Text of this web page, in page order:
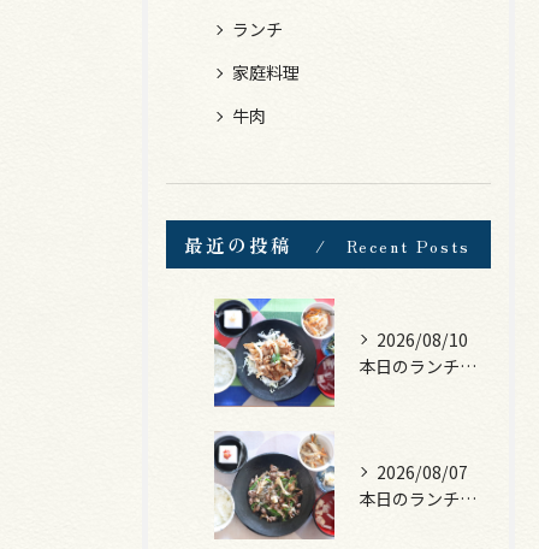
ランチ
家庭料理
牛肉
最近の投稿 Recent Posts
2026/08/10
本日のランチは、豚の生姜焼き！
2026/08/07
本日のランチは、黒毛和牛のチャプチェ！